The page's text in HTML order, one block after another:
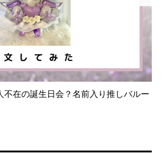
ブ参戦服におすすめのブランドを紹